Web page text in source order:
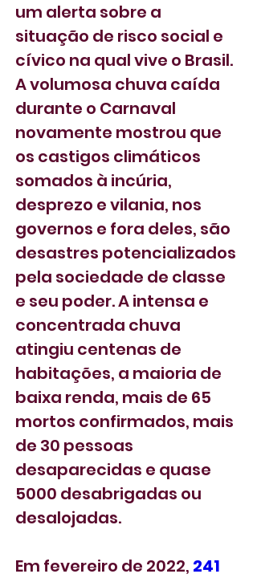
um alerta sobre a
situação de risco social e
cívico na qual vive o Brasil.
A volumosa chuva caída
durante o Carnaval
novamente mostrou que
os castigos climáticos
somados à incúria,
desprezo e vilania, nos
governos e fora deles, são
desastres potencializados
pela sociedade de classe
e seu poder. A intensa e
concentrada chuva
atingiu centenas de
habitações, a maioria de
baixa renda, mais de 65
mortos confirmados, mais
de 30 pessoas
desaparecidas e quase
5000 desabrigadas ou
desalojadas.
Em fevereiro de 2022, 241